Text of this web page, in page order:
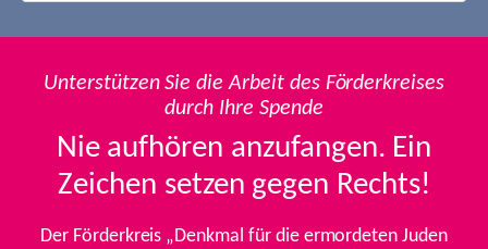
Unterstützen Sie die Arbeit des Förderkreises
durch Ihre Spende
Nie aufhören anzufangen. Ein
Zeichen setzen gegen Rechts!
Der Förderkreis „Denkmal für die ermordeten Juden